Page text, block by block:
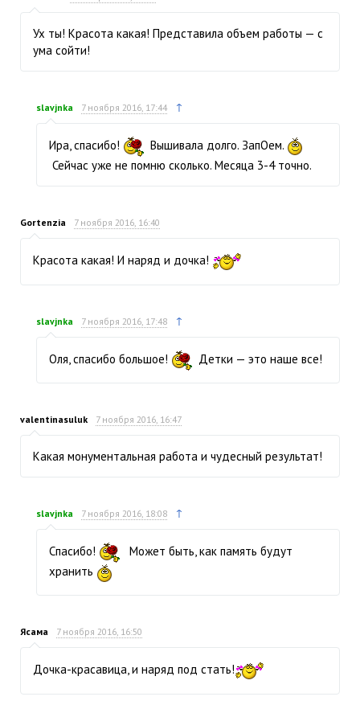
Ух ты! Красота какая! Представила объем работы — с
ума сойти!
slavjnka 7 ноября 2016, 17:44 ↑
Ира, спасибо!
Вышивала долго. ЗапОем.
Сейчас уже не помню сколько. Месяца 3-4 точно.
Gortenzia 7 ноября 2016, 16:40
Красота какая! И наряд и дочка!
slavjnka 7 ноября 2016, 17:48 ↑
Оля, спасибо большое! Детки — это наше все!
valentinasuluk 7 ноября 2016, 16:47
Какая монументальная работа и чудесный результат!
slavjnka 7 ноября 2016, 18:08 ↑
Спасибо!
Может быть, как память будут
хранить
Ясама 7 ноября 2016, 16:50
Дочка-красавица, и наряд под стать!